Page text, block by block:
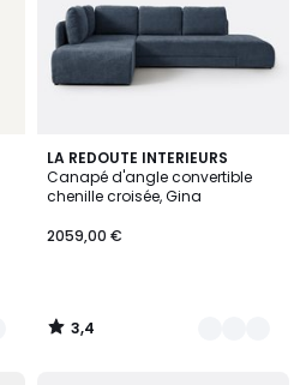
LA REDOUTE INTERIEURS
Canapé d'angle convertible
chenille croisée, Gina
2059,00 €
3,4
/ 5
5
Couleurs
3,4
/